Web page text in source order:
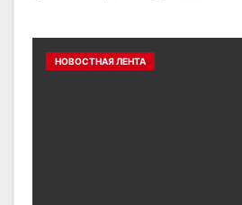
НОВОСТНАЯ ЛЕНТА